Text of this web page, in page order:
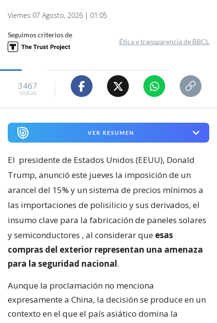
Viernes 07 Agosto, 2026 | 01:05
Seguimos criterios de
Ética y transparencia de BBCL
3467
visitas
VER RESUMEN
El presidente de Estados Unidos (EEUU), Donald
Trump, anunció este jueves la imposición de un
arancel del 15% y un sistema de precios mínimos a
las importaciones de polisilicio y sus derivados, el
insumo clave para la fabricación de paneles solares
y semiconductores , al considerar que esas
compras del exterior representan una amenaza
para la seguridad nacional.
Aunque la proclamación no menciona
expresamente a China, la decisión se produce en un
contexto en el que el país asiático domina la